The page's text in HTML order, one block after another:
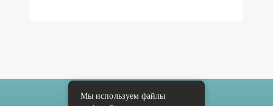
Мы используем файлы